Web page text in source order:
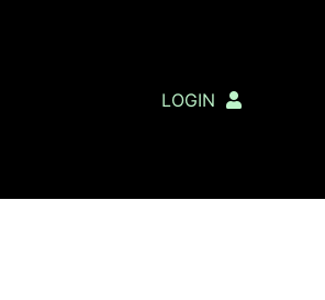
LOGIN